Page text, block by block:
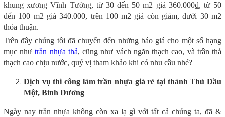
khung xương Vĩnh Tường, từ 30 đến 50 m2 giá 360.000₫, từ 50
đến 100 m2 giá 340.000, trên 100 m2 giá còn giảm, dưới 30 m2
thỏa thuận.
Trên đây chúng tôi đã chuyển đến những báo giá cho một số hạng
mục nhưtrần nhựa thả, cũng như vách ngăn thạch cao, và trần thả
thạch cao chịu nước, quý vị tham khảo khi có nhu cầu nhé?
Dịch vụ thi công làm trần nhựa giá rẻ tại thành Thủ Dầu
Một, Bình Dương
Ngày nay trần nhựa không còn xa lạ gì với tất cả chúng ta, đã &